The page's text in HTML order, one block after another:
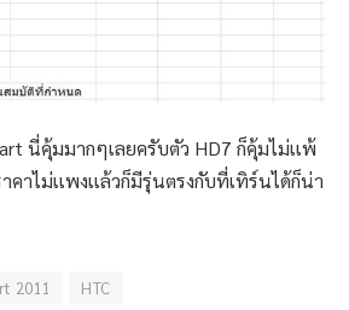
นี่คุ้มมากๆเลยครับตัว HD7 ก็คุ้มไม่เเพ้
คาไม่เเพงเเล้วก็มีรุ่นตรงกับที่เทิร์นได้ก็น่า
2011 HTC